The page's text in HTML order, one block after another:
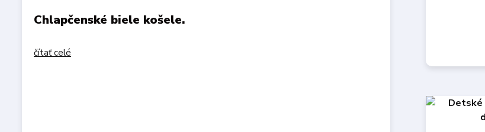
Chlapčenské biele košele.
čítať celé